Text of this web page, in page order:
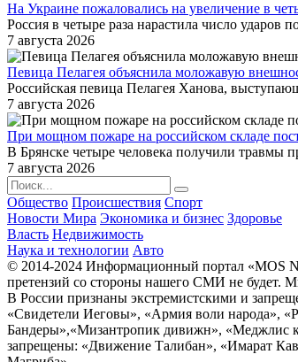
На Украине пожаловались на увеличение в
Россия в четыре раза нарастила число
7 августа 2026
Певица Пелагея объяснила моложавую
Российская певица Пелагея Ханова,
7 августа 2026
При мощном пожаре на российском складе
В Брянске четыре человека получили травмы
7 августа 2026
Общество Происшествия Спорт
Новости Мира Экономика и бизнес Здоровье
Власть Недвижимость
Наука и технологии Авто
© 2014-2024 Информационный портал «MOS
претензий со стороны нашего СМИ не будет.
В России признаны экстремистскими и
«Свидетели Иеговы», «Армия воли народа»,
Бандеры»,«Мизантропик дивижн», «Меджлис
запрещены: «Движение Талибан», «Имарат